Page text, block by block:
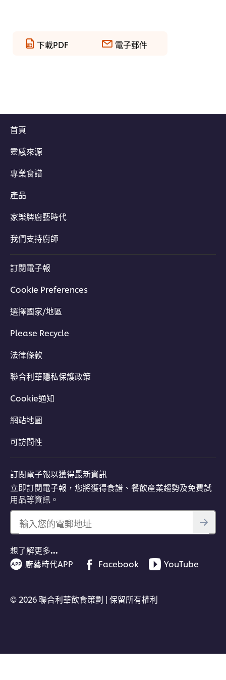
下載PDF 電子郵件
首頁
靈感來源
專業食譜
產品
家樂牌廚藝時代
我們支持廚師
訂閱電子報
Cookie Preferences
選擇國家/地區
Please Recycle
法律條款
聯合利華隱私保護政策
Cookie通知
網站地圖
可訪問性
訂閱電子報以獲得最新資訊
立即訂閱電子報，您將獲得食譜、餐飲產業趨勢及免費試
用品等資訊。
輸入您的電郵地址
想了解更多…
廚藝時代APP
Facebook YouTube
© 2026 聯合利華飲食策劃 | 保留所有權利